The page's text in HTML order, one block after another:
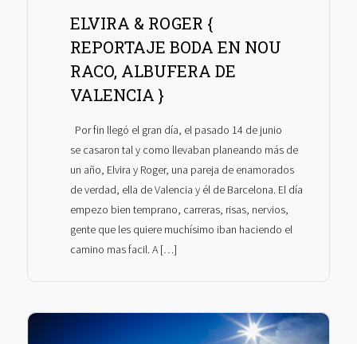
ELVIRA & ROGER {
REPORTAJE BODA EN NOU
RACO, ALBUFERA DE
VALENCIA }
Por fin llegó el gran día, el pasado 14 de junio
se casaron tal y como llevaban planeando más de
un año, Elvira y Roger, una pareja de enamorados
de verdad, ella de Valencia y él de Barcelona. El día
empezo bien temprano, carreras, risas, nervios,
gente que les quiere muchísimo iban haciendo el
camino mas facil. A […]